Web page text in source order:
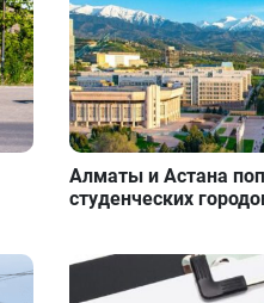
Алматы и Астана
студенческих